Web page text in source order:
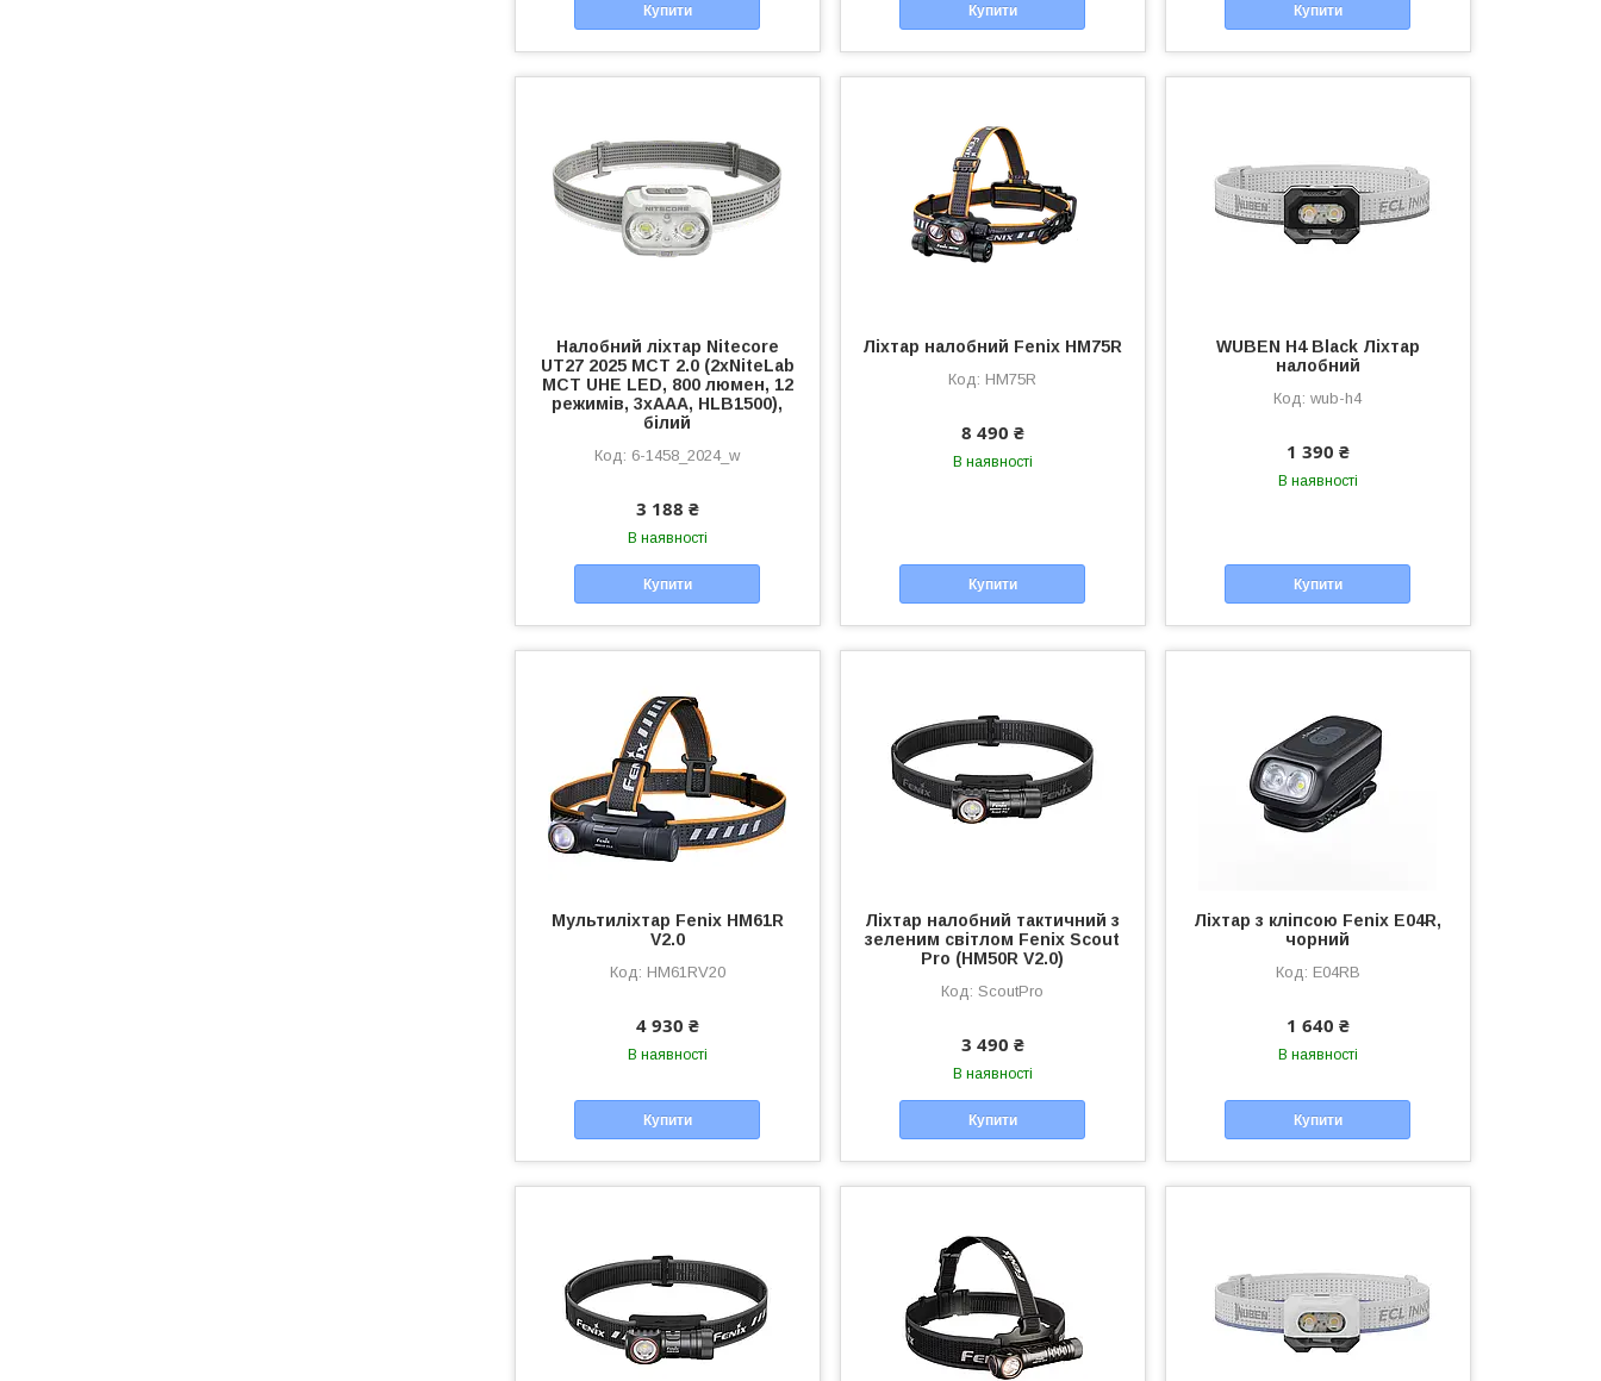
Купити Купити Купити
Налобний ліхтар Nitecore
UT27 2025 MCT 2.0 (2xNiteLab
MCT UHE LED, 800 люмен, 12
режимів, 3xAAA, HLB1500),
білий
6-1458_2024_w
3 188 ₴
В наявності
Купити
Ліхтар налобний Fenix HM75R
HM75R
8 490 ₴
В наявності
Купити
WUBEN H4 Black Ліхтар
налобний
wub-h4
1 390 ₴
В наявності
Купити
Мультиліхтар Fenix HM61R
V2.0
HM61RV20
4 930 ₴
В наявності
Купити
Ліхтар налобний тактичний з
зеленим світлом Fenix Scout
Pro (HM50R V2.0)
ScoutPro
3 490 ₴
В наявності
Купити
Ліхтар з кліпсою Fenix E04R,
чорний
E04RB
1 640 ₴
В наявності
Купити